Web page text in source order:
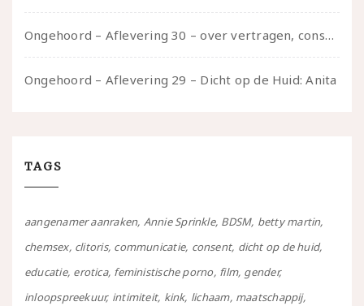
Ongehoord – Aflevering 30 – over vertragen, consent en negatieve gevoelens met Meg-John Barker
Ongehoord – Aflevering 29 – Dicht op de Huid: Anita
TAGS
aangenamer aanraken Annie Sprinkle BDSM betty martin
chemsex clitoris communicatie consent dicht op de huid
educatie erotica feministische porno film gender
inloopspreekuur intimiteit kink lichaam maatschappij